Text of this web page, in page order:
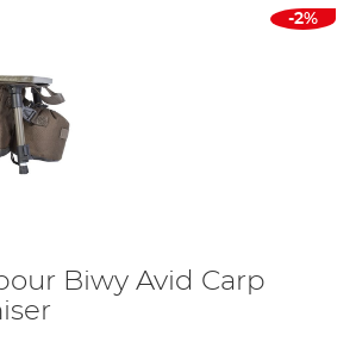
-2%
Biwy Avid Carp